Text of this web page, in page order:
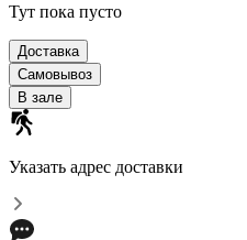
Тут пока пусто
Доставка
Самовывоз
В зале
Указать адрес доставки